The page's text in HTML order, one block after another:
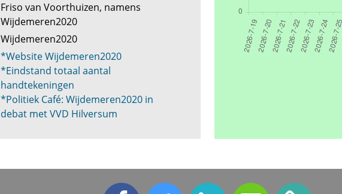
Friso van Voorthuizen, namens
Wijdemeren2020
Wijdemeren2020
*Website Wijdemeren2020
*Eindstand totaal aantal
handtekeningen
*Politiek Café: Wijdemeren2020 in
debat met VVD Hilversum